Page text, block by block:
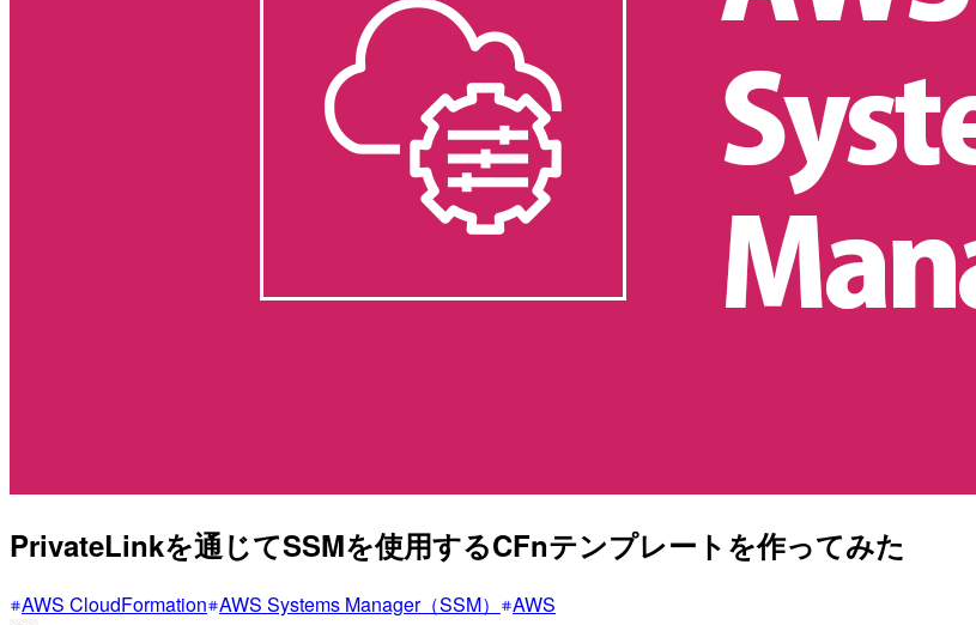
PrivateLinkを通じてSSMを使用するCFnテンプレートを作ってみた
AWS CloudFormation AWS Systems Manager（SSM）
AWS